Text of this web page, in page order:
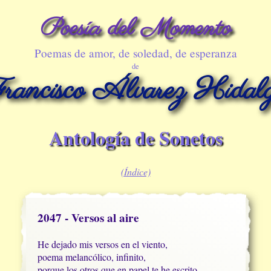
Poesía del Momento
Poemas de amor, de soledad, de esperanza
de
Álvarez
Antología de Sonetos
(Índice)
2047 - Versos al aire
He dejado mis versos en el viento,
poema melancólico, infinito,